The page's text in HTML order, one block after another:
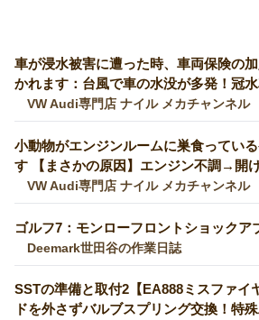
車が浸水被害に遭った時、車両保険の
かれます：台風で車の水没が多発！冠
ポイントをVW専門店が解説していき
VW Audi専門店 ナイル メカチャンネル
小動物がエンジンルームに巣食ってい
す 【まさかの原因】エンジン不調→開
た… 【VW修理】
VW Audi専門店 ナイル メカチャンネル
ゴルフ7：モンローフロントショックア
Deemark世田谷の作業日誌
SSTの準備と取付2【EA888ミスファイ
ドを外さずバルブスプリング交換！特